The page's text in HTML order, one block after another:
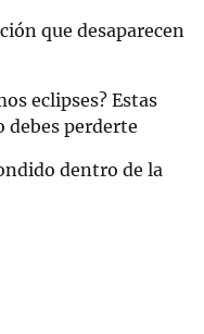
que desaparecen
eclipses? Estas
debes perderte
dentro de la